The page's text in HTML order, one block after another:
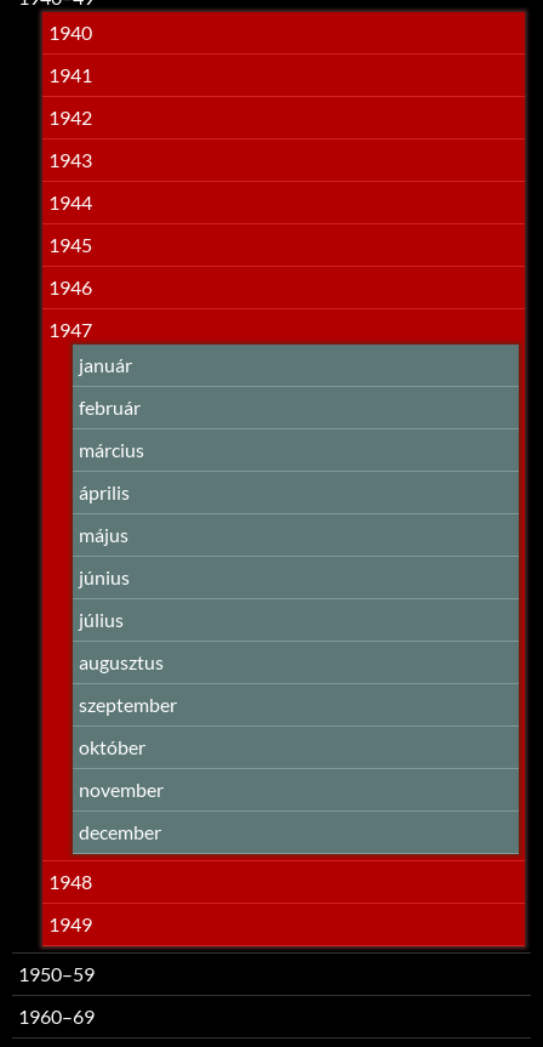
1940
1941
1942
1943
1944
1945
1946
1947
január
február
március
április
május
június
július
augusztus
szeptember
október
november
december
1948
1949
1950–59
1960–69